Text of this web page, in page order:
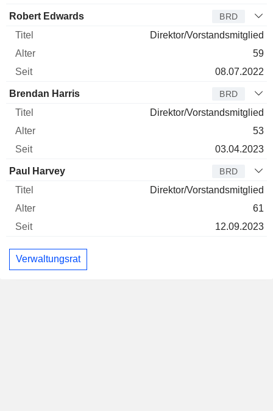
Robert Edwards BRD
Direktor/Vorstandsmitglied
59
08.07.2022
Brendan Harris BRD
Direktor/Vorstandsmitglied
53
03.04.2023
Paul Harvey BRD
Direktor/Vorstandsmitglied
61
12.09.2023
Verwaltungsrat